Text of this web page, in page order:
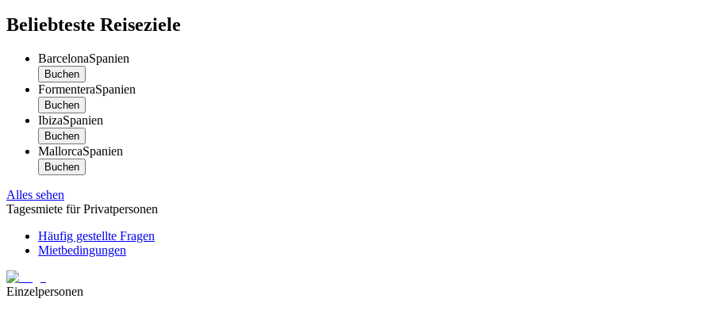
Beliebteste Reiseziele
BarcelonaSpanien
Buchen
FormenteraSpanien
Buchen
IbizaSpanien
Buchen
MallorcaSpanien
Buchen
Alles sehen
Tagesmiete für Privatpersonen
Häufig gestellte Fragen
Mietbedingungen
Einzelpersonen